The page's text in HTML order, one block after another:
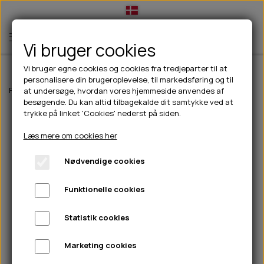
TIL HUND
💧FODER- VANDSKÅLE
CHICOPEE
GODBIDSTASKE
HALSBÅND
🦴 GODBIDDER & SNACKS
🍖 SMAGSVARIANTER
🎾 LEGETØJ
TÆNDER, ØRE, ØJE, POTER & NÆSE
🐾 UDSTYR & KOMFORT
TIL HUNDEEJER
DRIKKEFLASKER/TERMOFLASKER
HUER OG VANTER
PINEWOOD SALES
TIL KAT
TILBUD
NYHEDER
ABONNEMENT
Forside Til hunde hundelegetøj Kong Wild Knots Bear
Vi bruger cookies
Vi bruger egne cookies og cookies fra tredjeparter til at
personalisere din brugeroplevelse, til markedsføring og til
at undersøge, hvordan vores hjemmeside anvendes af
besøgende. Du kan altid tilbagekalde dit samtykke ved at
trykke på linket 'Cookies' nederst på siden.
Læs mere om cookies her
Nødvendige cookies
Funktionelle cookies
Statistik cookies
Marketing cookies